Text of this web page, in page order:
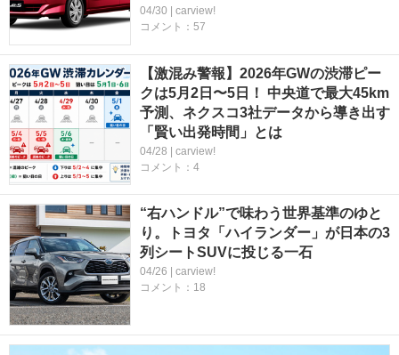
04/30 | carview!
コメント：57
【激混み警報】2026年GWの渋滞ピー
クは5月2日〜5日！ 中央道で最大45km
予測、ネクスコ3社データから導き出す
「賢い出発時間」とは
04/28 | carview!
コメント：4
“右ハンドル”で味わう世界基準のゆと
り。トヨタ「ハイランダー」が日本の3
列シートSUVに投じる一石
04/26 | carview!
コメント：18